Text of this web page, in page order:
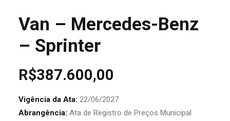
Van – Mercedes-Benz
– Sprinter
R$387.600,00
Vigência da Ata: 22/06/2027
Abrangência: Ata de Registro de Preços Municipal